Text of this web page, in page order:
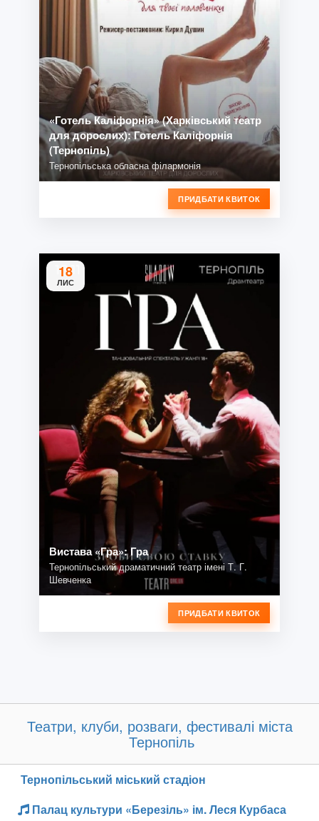
«Готель Каліфорнія» (Харківський театр
для дорослих): Готель Каліфорнія
(Тернопіль)
Тернопільська обласна філармонія
ПРИДБАТИ КВИТОК
18
ЛИС
Вистава «Гра»: Гра
Тернопільський драматичний театр імені Т. Г.
Шевченка
ПРИДБАТИ КВИТОК
Театри, клуби, розваги, фестивалі міста
Тернопіль
Тернопільський міський стадіон
Палац культури «Березіль» ім. Леся Курбаса